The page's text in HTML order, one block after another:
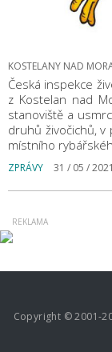
KOSTELANY NAD
Česká inspekce
z Kostelan nad
stanoviště a
druhů živočichů,
místního
ZPRÁVY 31 / 05 / 2021
Copyright © 2001-